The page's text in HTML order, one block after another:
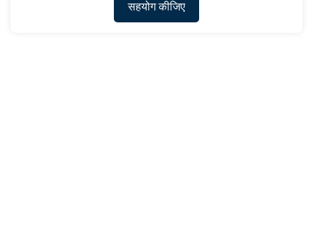
सहयोग कीजिए